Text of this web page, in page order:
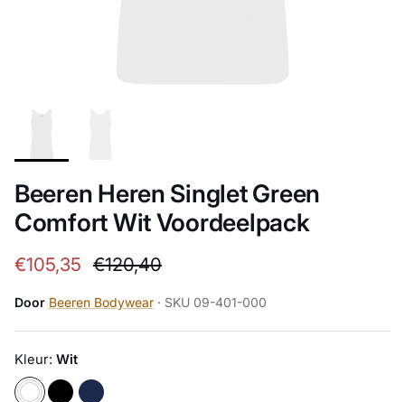
Beeren Heren Singlet Green
Comfort Wit Voordeelpack
Verkoopprijs
€105,35 Reguliere prijs
€120,40
Door Beeren Bodywear · SKU 09-401-000
Kleur: Wit